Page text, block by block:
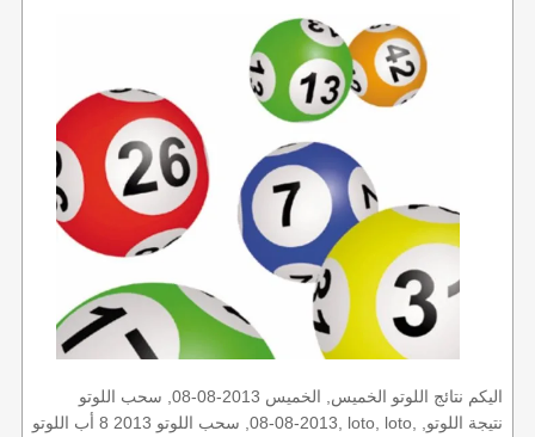
اليكم نتائج اللوتو الخميس, الخميس 2013-08-08, سحب اللوتو
2013-08-08, سحب اللوتو 2013 8 أب اللوتو, loto, loto, نتيجة اللوتو,